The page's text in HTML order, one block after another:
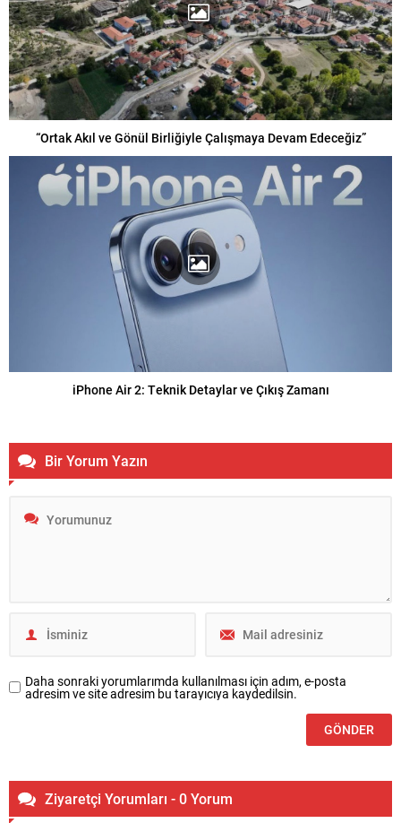
“Ortak Akıl ve Gönül Birliğiyle Çalışmaya Devam Edeceğiz”
iPhone Air 2: Teknik Detaylar ve Çıkış Zamanı
Bir Yorum Yazın
Daha sonraki yorumlarımda kullanılması için adım, e-posta
adresim ve site adresim bu tarayıcıya kaydedilsin.
Ziyaretçi Yorumları - 0 Yorum